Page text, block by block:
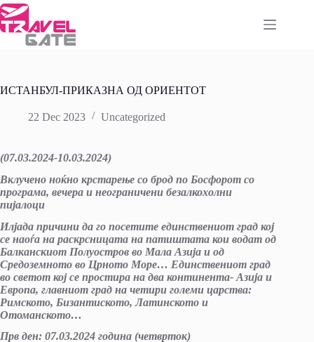
Skip
to
content
ИСТАНБУЛ-ПРИКАЗНА ОД ОРИЕНТОТ
22 Dec 2023 Uncategorized
(07.03.2024-10.03.2024)
Вклучено ноќно крстарење со брод по Босфорот со
програма, вечера и неограничени безалкохолни
пијалоци
Илјада причини да го посетите единствениот град кој
се наоѓа на раскрсницата на патиштата кои водат од
Балканскиот Полуостров во Мала Азија и од
Средоземното во Црното Море… Единствениот град
во светот кој се простира на два континента- Азија и
Европа, главниот град на четири големи царства:
Римското, Бизантиското, Латинското и
Отоманското…
Прв ден: 07.03.2024 година (четврток)